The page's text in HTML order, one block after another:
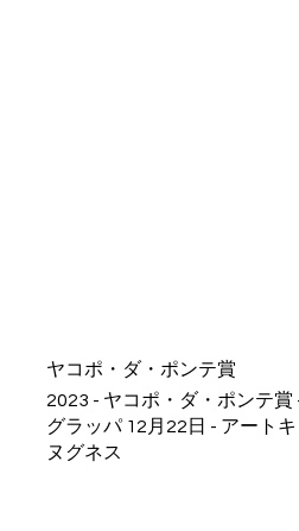
ヤコポ・ダ・ポンテ賞
2023 - ヤコポ・ダ・ポンテ賞
グラッパ 12月22日 - アート
ヌグネス